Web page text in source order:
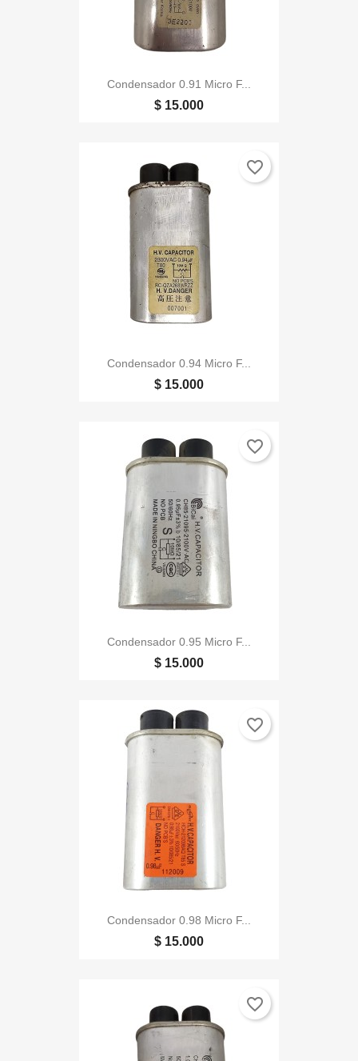
Condensador 0.91 Micro F...
$ 15.000
Condensador 0.94 Micro F...
$ 15.000
favorite_border
Condensador 0.95 Micro F...
$ 15.000
favorite_border
Condensador 0.98 Micro F...
$ 15.000
favorite_border
favorite_border